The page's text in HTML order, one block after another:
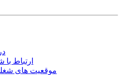
ارتباط
موقعیت های